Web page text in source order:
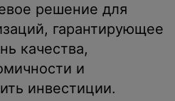
решение для
гарантирующее
качества,
и
инвестиции.